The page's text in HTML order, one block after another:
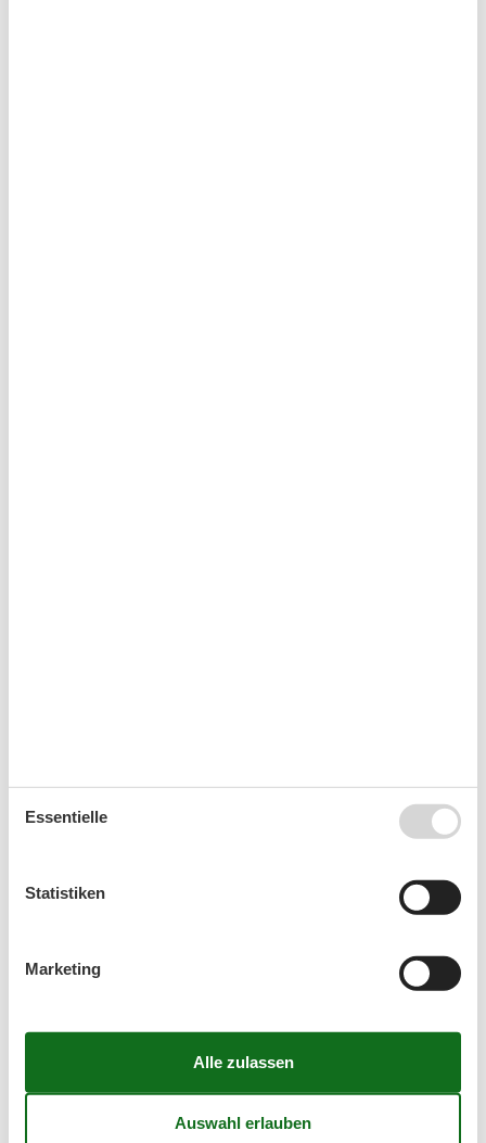
Sie haben das ganze Jahr die Möglichkeit einen
Essentielle
Statistiken
Marketing